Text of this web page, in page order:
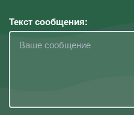
Текст сообщения: